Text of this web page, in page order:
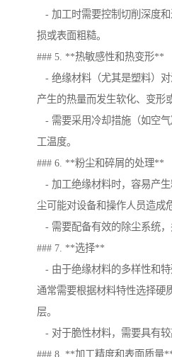
- 加工时需要控制切削深度
损或表面粗糙。
### 5. **热敏感性和热变形**
- 绝缘材料（尤其是塑料）
产生的热量而发生软化、变形
- 需要采用冷却措施（如空
工温度。
### 6. **粉尘和碎屑的处理**
- 加工绝缘材料时，容易产
尘可能对设备和操作人员造成
- 需要配备有效的除尘系统，
### 7. **选择**
- 由于绝缘材料的多样性和特
通常需要根据材料特性选择硬
层。
- 对于脆性材料，需要具有较
### 8. **加工精度和表面质量